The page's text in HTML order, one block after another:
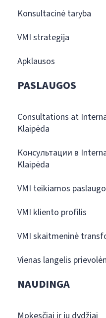
Konsultacinė taryba
VMI strategija
Apklausos
PASLAUGOS
Consultations at
Klaipėda
Консультации в
Klaipėda
VMI teikiamos
VMI kliento profilis
VMI skaitmeninė
Vienas langelis
NAUDINGA